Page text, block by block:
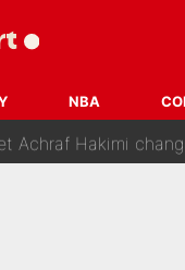
NBA
champions du
pu empêcher son départ,
Hakimi